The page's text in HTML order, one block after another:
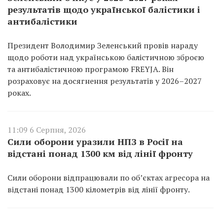
результатів щодо української балістики і
антибалістики
Президент Володимир Зеленський провів нараду
щодо роботи над українською балістичною зброєю
та антибалістичною програмою FREYJA. Він
розраховує на досягнення результатів у 2026–2027
роках.
11:09 6 Серпня, 2026
Сили оборони уразили НПЗ в Росії на
відстані понад 1300 км від лінії фронту
Сили оборони відпрацювали по об’єктах агресора на
відстані понад 1300 кілометрів від лінії фронту.